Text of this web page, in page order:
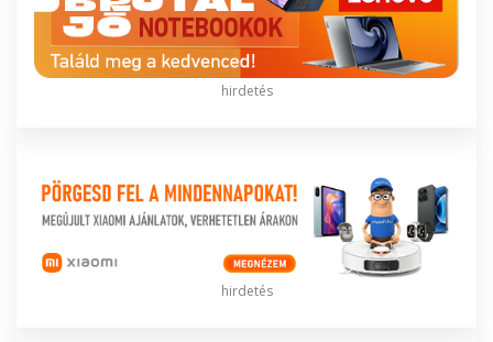
hirdetés
hirdetés